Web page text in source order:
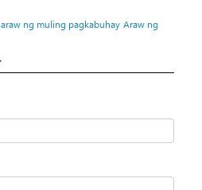
araw ng muling pagkabuhay Araw ng